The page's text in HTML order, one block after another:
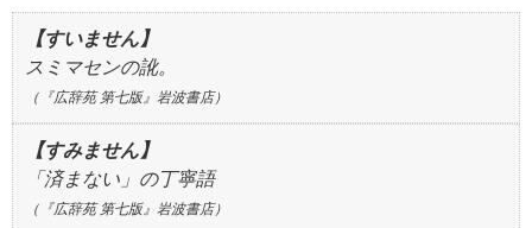
【すいません】
スミマセンの訛。
（『広辞苑 第七版』岩波書店）
【すみません】
「済まない」の丁寧語
（『広辞苑 第七版』岩波書店）